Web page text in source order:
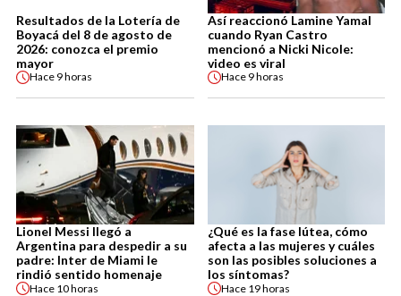
Resultados de la Lotería de
Boyacá del 8 de agosto de
2026: conozca el premio
mayor
Hace 9 horas
Así reaccionó Lamine Yamal
cuando Ryan Castro
mencionó a Nicki Nicole:
video es viral
Hace 9 horas
Lionel Messi llegó a
Argentina para despedir a su
padre: Inter de Miami le
rindió sentido homenaje
Hace 10 horas
¿Qué es la fase lútea, cómo
afecta a las mujeres y cuáles
son las posibles soluciones a
los síntomas?
Hace 19 horas